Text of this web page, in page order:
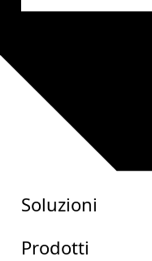
Soluzioni
Prodotti